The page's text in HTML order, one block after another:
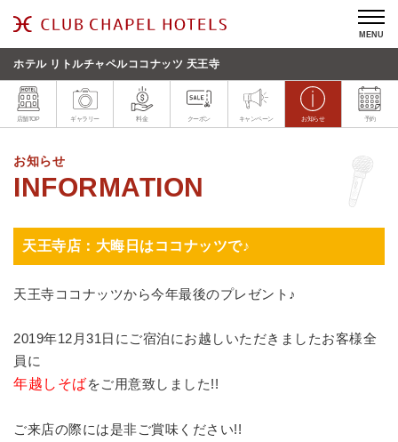
MENU
ホテル リトルチャペルココナッツ 天王寺
店舗TOP ギャラリー 料金 クーポン キャンペーン お知らせ 予約
お知らせ
天王寺店：大晦日はココナッツで♪
天王寺ココナッツから今年最後のプレゼント♪
2019年12月31日にご宿泊にお越しいただきましたお客様全
員に
年越しそばをご用意致しました!!
ご来店の際には是非ご賞味ください!!